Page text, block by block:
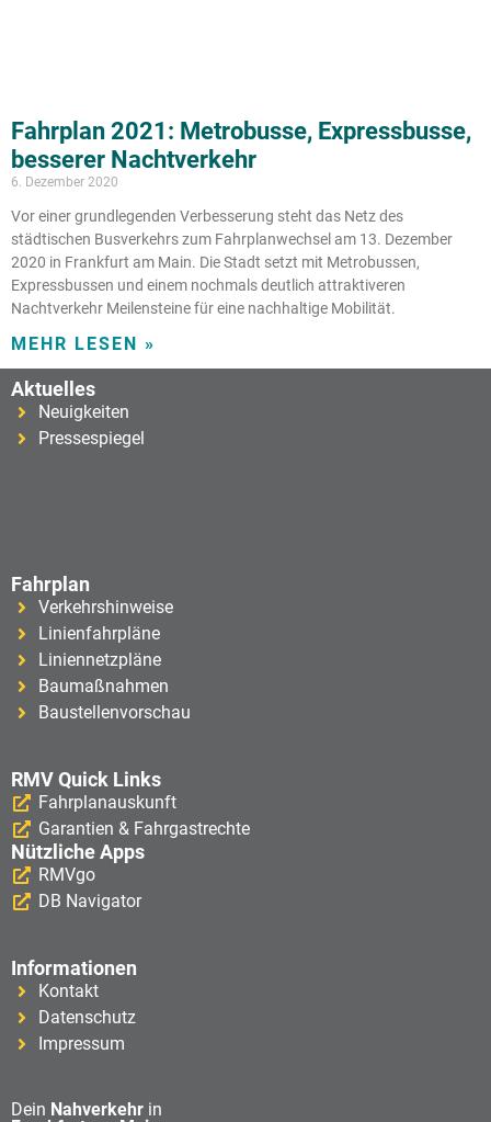
Fahrplan 2021: Metrobusse, Expressbusse,
besserer Nachtverkehr
6. Dezember 2020
Vor einer grundlegenden Verbesserung steht das Netz des
städtischen Busverkehrs zum Fahrplanwechsel am 13. Dezember
2020 in Frankfurt am Main. Die Stadt setzt mit Metrobussen,
Expressbussen und einem nochmals deutlich attraktiveren
Nachtverkehr Meilensteine für eine nachhaltige Mobilität.
MEHR LESEN »
Aktuelles
Neuigkeiten
Pressespiegel
Fahrplan
Verkehrshinweise
Linienfahrpläne
Liniennetzpläne
Baumaßnahmen
Baustellenvorschau
RMV Quick Links
Fahrplanauskunft
Garantien & Fahrgastrechte
Nützliche Apps
RMVgo
DB Navigator
Informationen
Kontakt
Datenschutz
Impressum
Dein Nahverkehr in